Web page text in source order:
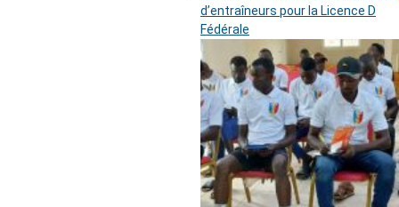
d’entraîneurs pour la Licence D
Fédérale